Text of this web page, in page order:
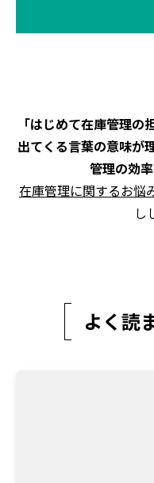
「はじめて在庫管理
出てくる言葉の意味が
管理の効
在庫管理に関するお悩
し
よく読